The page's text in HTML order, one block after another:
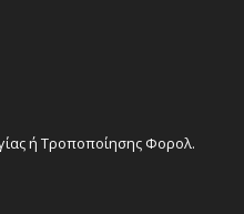
ή Τροποποίησης Φορολ.